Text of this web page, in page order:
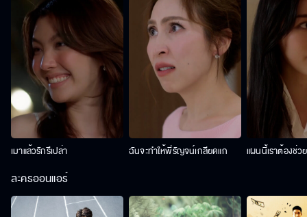
เมาแล้วรักรึเปล่า ฉันจะทำให้พี่รัญจน์เกลียดแก แผนนี้เราต้องช่ว
ละครออนแอร์